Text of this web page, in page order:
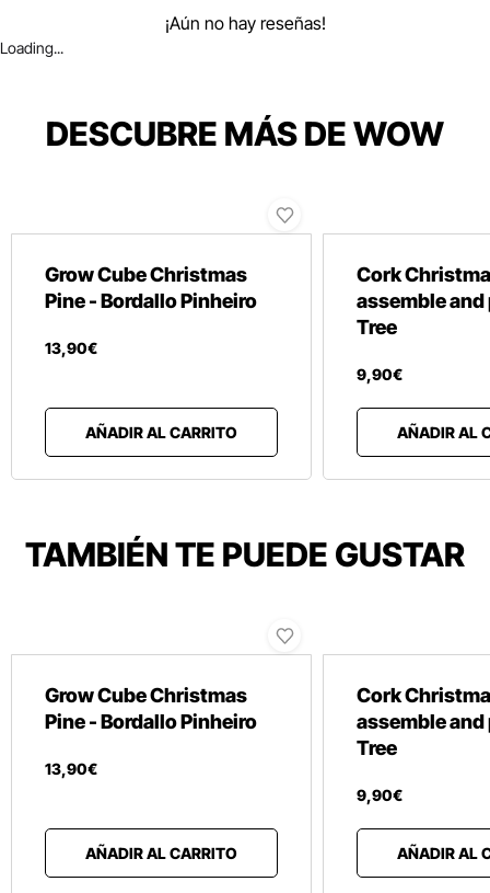
¡Aún no hay reseñas!
Loading...
DESCUBRE MÁS DE WOW
Grow Cube Christmas
Pine - Bordallo Pinheiro
13,90€
AÑADIR AL CARRITO
Cork
assemble
Tree
9,90€
AÑADIR AL
TAMBIÉN TE PUEDE GUSTAR
Grow Cube Christmas
Pine - Bordallo Pinheiro
13,90€
AÑADIR AL CARRITO
Cork
assemble
Tree
9,90€
AÑADIR AL